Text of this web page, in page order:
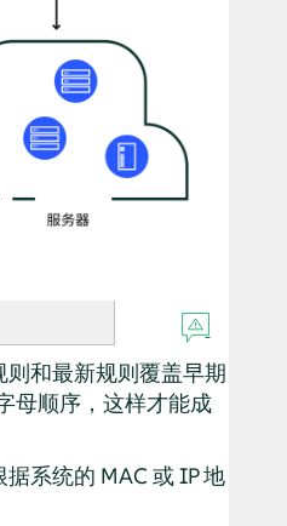
和最新规则覆盖早期
母顺序，这样才能成
系统的 MAC 或 IP 地